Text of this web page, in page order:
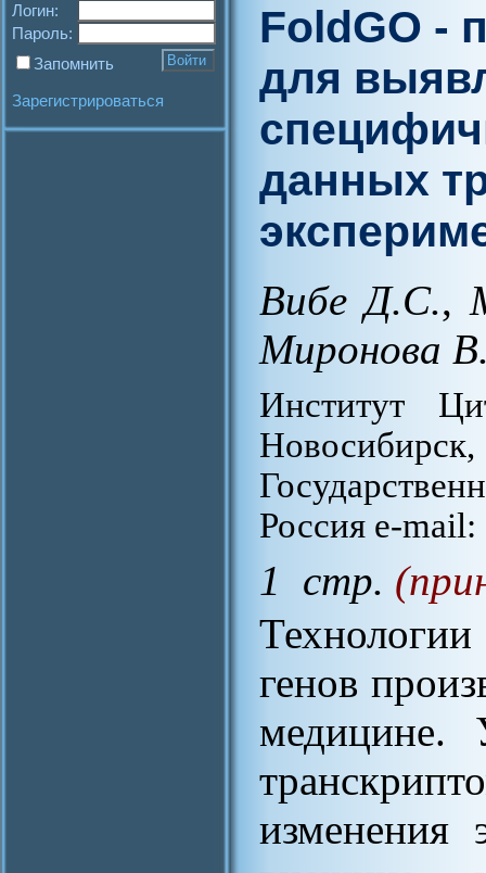
Логин:
Пароль:
Запомнить
Зарегистрироваться
FoldGO -
для
данных
Вибе Д.С.,
Миронова
Институт
Россия e-
1 стр.
генов
медицине.
изменения